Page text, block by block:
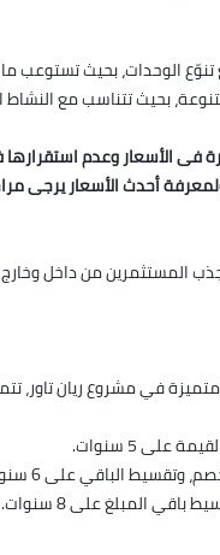
الوحدات، بحيث تستوعب
فى الأسعار وعدم
أحدث الأسعار يرجى
في مشروع ريان تاور،